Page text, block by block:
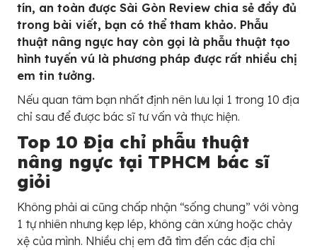
tín, an toàn được Sài Gòn Review chia sẻ đầy đủ
trong bài viết, bạn có thể tham khảo. Phẫu
thuật nâng ngực hay còn gọi là phẫu thuật tạo
hình tuyến vú là phương pháp được rất nhiều chị
em tin tưởng.
Nếu quan tâm bạn nhất định nên lưu lại 1 trong 10 địa
chỉ sau để được bác sĩ tư vấn và thực hiện.
Top 10 Địa chỉ phẫu thuật
nâng ngực tại TPHCM bác sĩ
giỏi
Không phải ai cũng chấp nhận “sống chung” với vòng
1 tự nhiên nhưng kẹp lép, không cân xứng hoặc chảy
xệ của mình. Nhiều chị em đã tìm đến các địa chỉ